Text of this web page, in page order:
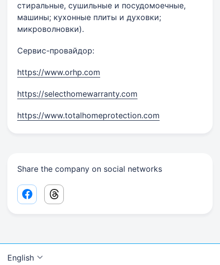
стиральные, сушильные и посудомоечные,
машины; кухонные плиты и духовки;
микроволновки).
Сервис-провайдор:
https://www.orhp.com
https://selecthomewarranty.com
https://www.totalhomeprotection.com
Share the company on social networks
Facebook share link
Threads share link
English